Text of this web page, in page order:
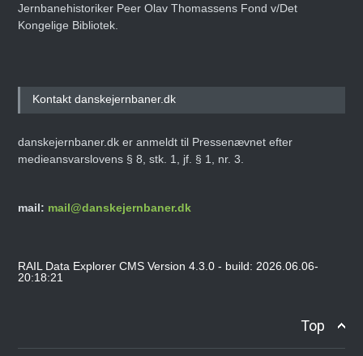
Jernbanehistoriker Peer Olav Thomassens Fond v/Det
Kongelige Bibliotek.
Kontakt danskejernbaner.dk
danskejernbaner.dk er anmeldt til Pressenævnet efter
medieansvarslovens § 8, stk. 1, jf. § 1, nr. 3.
mail: mail@danskejernbaner.dk
RAIL Data Explorer CMS Version 4.3.0 - build: 2026.06.06-
20:18:21
Top